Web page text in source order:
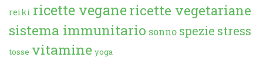
reiki ricette veganericette vegetariane
sistema immunitario sonno spezie stress
tosse vitamine yoga